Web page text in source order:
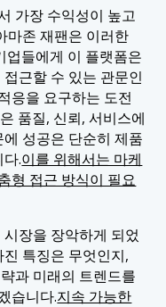
도
와 오모테나시
을 이해하는 방
＋
보호
폼과 아마존 재
＋
유는 무엇일까요?
략 및 미래 전망 ＋
한 최신 전략
업의 미래를 어떻
＋
시장에서의 성공을
가장 수익성이 높고
마존 재팬은 이러한
업들에게 이 플랫폼은
근할 수 있는 관문인
응을 요구하는 도전
품질, 신뢰, 서비스에
성공은 단순히 제품
.이를 위해서는 마케
형 접근 방식이 필요
장을 장악하게 되었
특징은 무엇인지,
과 미래의 트렌드를
습니다.지속 가능한